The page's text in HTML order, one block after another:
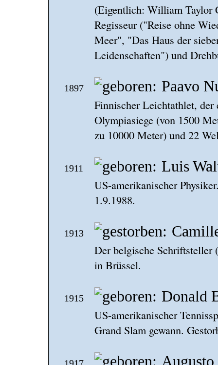
(Eigentlich: William Taylor
Regisseur ("Reise ohne
Meer", "Das Haus der
Leidenschaften") und
1897 Paavo
Finnischer Leichtathlet,
Olympiasiege (von 1500
zu 10000 Meter) und 22
1911 Luis
US-amerikanischer
1.9.1988.
1913
Der belgische
in Brüssel.
1915 Donald
US-amerikanischer
Grand Slam gewann.
Augusto